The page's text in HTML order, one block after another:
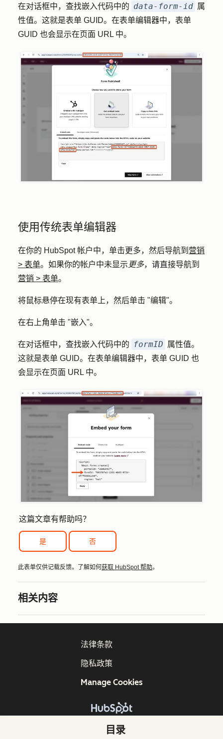
在对话框中，查找嵌入代码中的 data-form-id 属
性值。这就是表单 GUID。在表单编辑器中，表单
GUID 也会显示在页面 URL 中。
使用传统表单编辑器
在你的 HubSpot 帐户中，单击更多，然后导航到 营销
> 表单。如果你的帐户中未显示 更多，请直接导航到
营销 > 表单。
将鼠标悬停在现有表单上，然后单击 "编辑"。
在右上角单击 "嵌入"。
在对话框中，查找嵌入代码中的 formID 属性值。
这就是表单 GUID。在表单编辑器中，表单 GUID 也
会显示在页面 URL 中。
这篇文章有帮助吗？
是 否
此表单仅供记载反馈。了解如何 获取 HubSpot 帮助。
相关内容
目录
版权所有 © 2026 HubSpot, Inc.
法律条款
隐私政策
Manage Cookies